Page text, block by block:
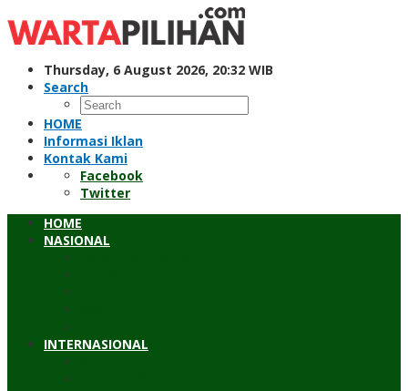
to
content
Thursday, 6 August 2026, 20:32 WIB
Search
HOME
Informasi Iklan
Kontak Kami
Facebook
Twitter
HOME
NASIONAL
INTERNASIONAL